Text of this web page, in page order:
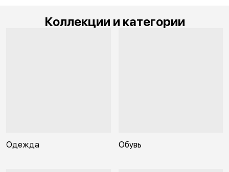
Коллекции и категории
Одежда Обувь